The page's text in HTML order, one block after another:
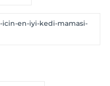
en-iyi-kedi-mamasi-